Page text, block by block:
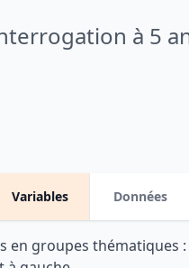
à 5
Variables Données
en groupes thématiques